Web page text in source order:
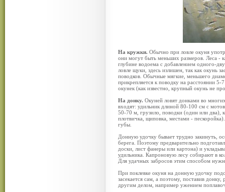
На кружки. Обычно при ловле окуня
они могут быть меньших размеров. Леса -
глубине водоема с добавлением одного-
ловле щуки, здесь излишен, так как окунь
поводков. Обычные мягкие, меньшего
прикрепляется к поводку на расстоянии
окунек (как известно, крупный окунь не
На донку. Окуней ловят донками во
входят: удильник длиной 80-100 см с
50-70 м, грузило, поводки (один или два),
плотвичка, щиповка, местами -
губы.
Донную удочку бывает трудно закинуть,
берега. Поэтому предварительно
доски, лист фанеры или картона) и
удильника. Капроновую лесу собирают в
Для удачных забросов этим способом
При поклевке окуня на донную удочку
засекается сам, а поэтому, поставив
другим делом, например ужением